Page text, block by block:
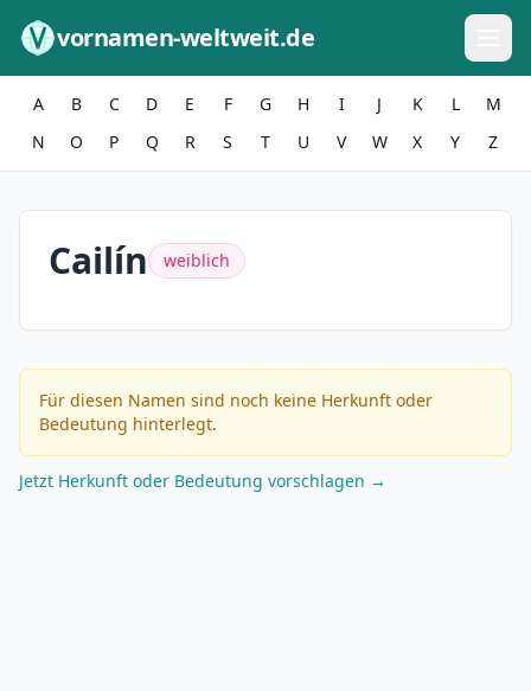
vornamen-weltweit.de
A B C D E F G H I J K L
M
N
O P Q R S T U V W X Y Z
Cailín weiblich
Für diesen Namen sind noch keine Herkunft oder
Bedeutung hinterlegt.
Jetzt Herkunft oder Bedeutung vorschlagen →